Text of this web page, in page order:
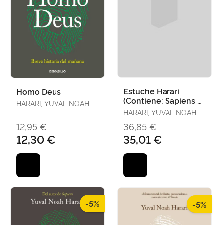
Homo Deus
HARARI, YUVAL NOAH
12,95 €
12,30 €
Estuche Harari
(Contiene: Sapiens 21
Lecciones para el
Siglo Xxi Homo Deus)
HARARI, YUVAL NOAH
36,85 €
35,01 €
-5% -5%